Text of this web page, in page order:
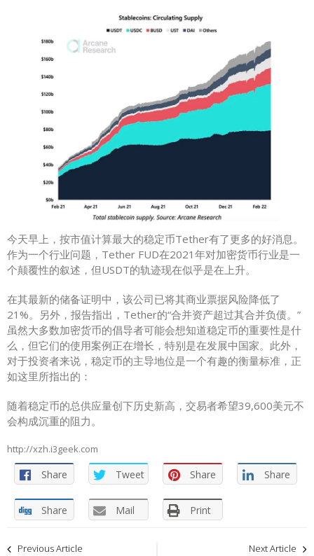
今天早上，按市值计算最大的稳定币Tether有了更多的好消息。
作为一个行业问题，Tether FUD在2021年对加密货币行业是一
个颠覆性的叙述，但USDT的轨迹现在似乎是在上升。
在其最新的储备证明中，该公司已将其商业票据风险降低了
21%。另外，报告指出，Tether的“合并资产超过其合并负债。”
虽然大多数加密货币的倡导者可能会想知道稳定币的重要性是什
么，但它们的使用案例正在增长，特别是在发展中国家。此外，
对于投资者来说，稳定币的主导地位是一个有趣的衡量标准，正
如这里所指出的：
随着稳定币的总供应量创下历史新高，交易者希望39,600美元不
会构成沉重的阻力。
http://xzh.i3geek.com
Share Tweet Share Share
Share Mail Print
文Previous Article Next Article